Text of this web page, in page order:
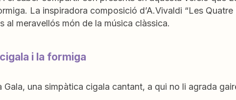
La inspiradora composició d’A.Vivaldi “Les
al meravellós món de la música clàssica.
i la formiga
Gala, una simpàtica cigala cantant, a qui no li agrada